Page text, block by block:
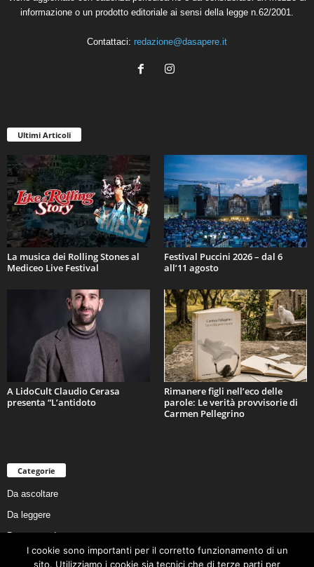
informazione o un prodotto editoriale ai sensi della legge n.62/2001.
Contattaci: redazione@dasapere.it
Ultimi Articoli
La musica dei Rolling Stones al
Mediceo Live Festival
Festival Puccini 2026 – dal 6
all’11 agosto
A LidoCult Claudio Cerasa
presenta “L’antidoto
Rimanere figli nell’eco delle
parole: Le verità provvisorie di
Carmen Pellegrino
Categorie
Da ascoltare
Da leggere
Da non perdere
Da conoscere
I cookie sono importanti per il corretto funzionamento di un
sito. Utilizziamo i cookie sia tecnici che di terze parti per